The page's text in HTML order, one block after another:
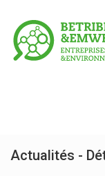
Actualités -